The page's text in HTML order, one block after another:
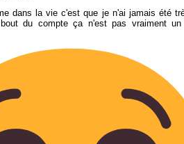
dans la vie c'est que je n'ai jamais été
du compte ça n'est pas vraiment un